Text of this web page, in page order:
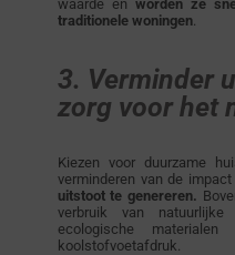
waarde en worden ze
traditionele woningen.
3. Verminder
zorg voor het
Kiezen voor duurzame
verminderen van de
uitstoot te genereren.
verbruik van natuurlijke
ecologische
koolstofvoetafdruk.